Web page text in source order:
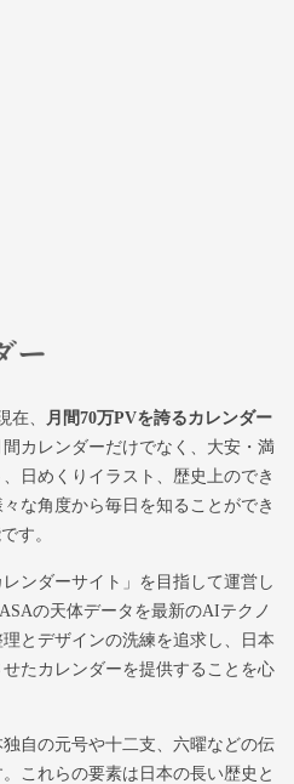
在、
月間70万PVを誇るカレンダー
カレンダーだけでなく、大安・満
日めくりイラスト、歴史上のでき
な角度から毎日を知ることができ
す。
ンダーサイト」を目指して運営し
の天体データを最新のAIテクノ
とデザインの洗練を追求し、日本
たカレンダーを提供することを心
自の元号や十二支、六曜などの伝
これらの要素は日本の長い歴史と